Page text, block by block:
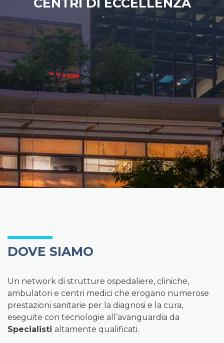
CENTRI DI ECCELLENZA
DOVE SIAMO
Un network di strutture ospedaliere, cliniche,
ambulatori e centri medici che erogano numerose
prestazioni sanitarie per la diagnosi e la cura,
eseguite con tecnologie all’avanguardia da
Specialisti altamente qualificati.